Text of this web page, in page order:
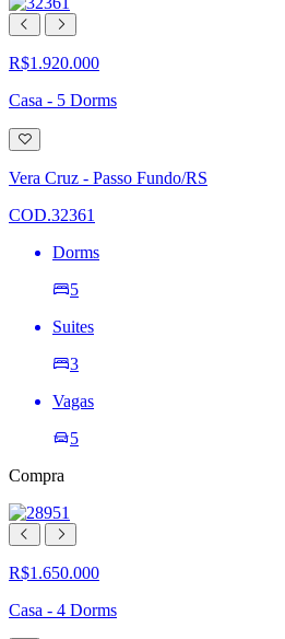
R$1.920.000
Casa - 5 Dorms
Adicionar
à
lista
de
Vera Cruz - Passo Fundo/RS
COD.32361
Dorms
5
Suites
3
Vagas
5
Compra
R$1.650.000
Casa - 4 Dorms